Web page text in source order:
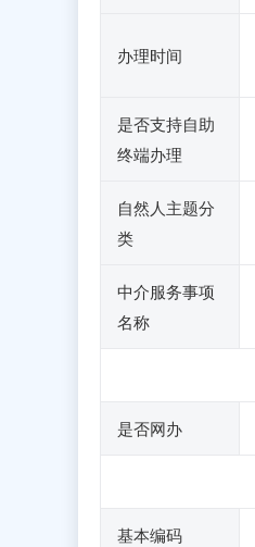
办理时间
是否支持自助
终端办理
自然人主题分
类
中介服务事项
名称
是否网办
基本编码